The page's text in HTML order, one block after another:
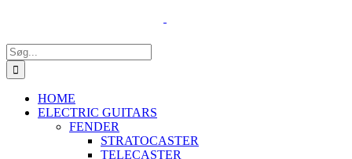
Søg
efter:
HOME
ELECTRIC GUITARS
FENDER
STRATOCASTER
TELECASTER